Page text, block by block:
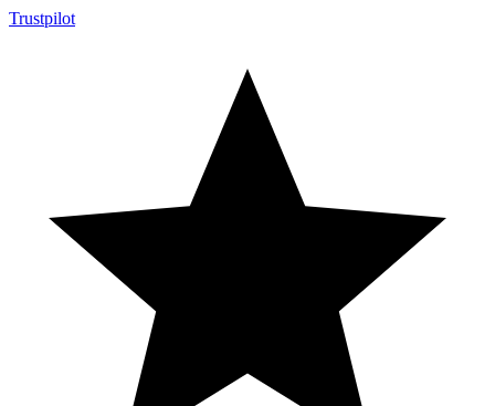
Trustpilot